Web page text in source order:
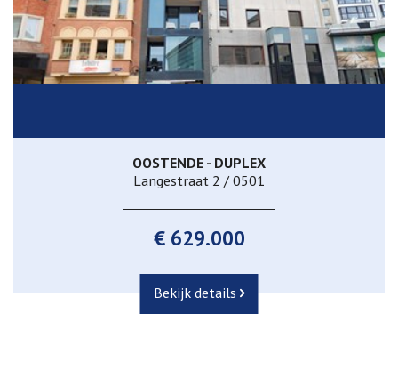
OOSTENDE - DUPLEX
Langestraat 2 / 0501
€ 629.000
Bekijk details